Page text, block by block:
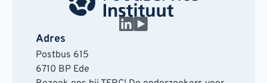
Adres
Postbus 615
6710 BP Ede